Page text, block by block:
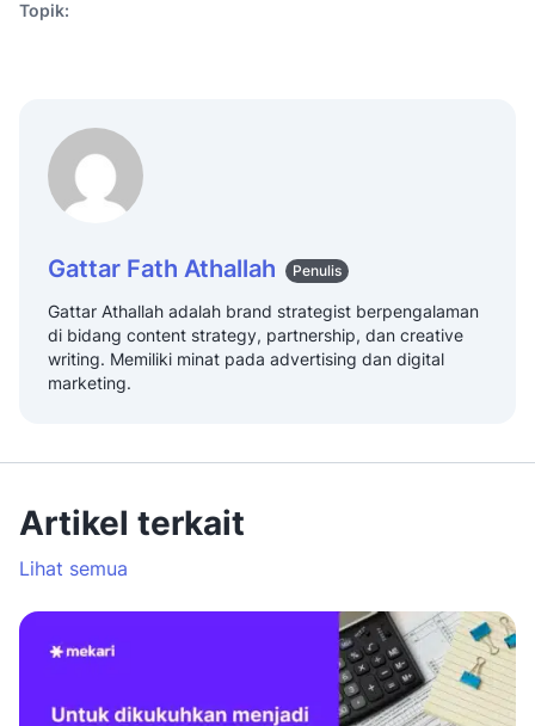
Topik:
Gattar Fath Athallah Penulis
Gattar Athallah adalah brand strategist berpengalaman
di bidang content strategy, partnership, dan creative
writing. Memiliki minat pada advertising dan digital
marketing.
Artikel terkait
Lihat semua